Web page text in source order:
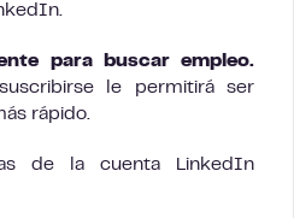
para buscar empleo.
le permitirá ser
rápido.
de la cuenta LinkedIn